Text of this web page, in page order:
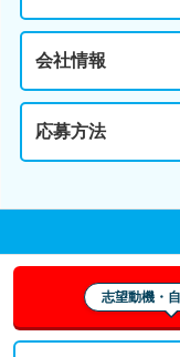
会社情報
応募方法
志望動機・